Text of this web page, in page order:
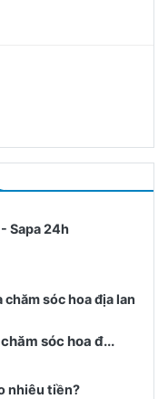
sóc hoa đ...